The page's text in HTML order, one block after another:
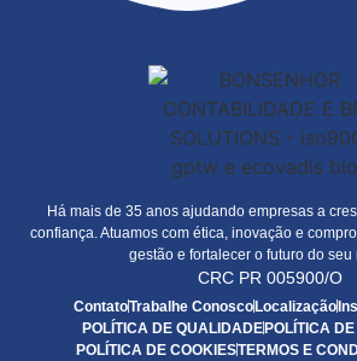
Há mais de 35 anos ajudando empresas a
confiança. Atuamos com ética, inovação e
gestão e fortalecer o futuro do seu
CRC PR 005900/O
ContatoTrabalhe ConoscoLocalização
POLÍTICA DE QUALIDADEPOLÍTICA
POLÍTICA DE COOKIESTERMOS E